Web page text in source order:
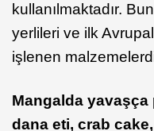
kullanılmaktadır.
yerlileri ve ilk
işlenen
Mangalda
dana eti, crab